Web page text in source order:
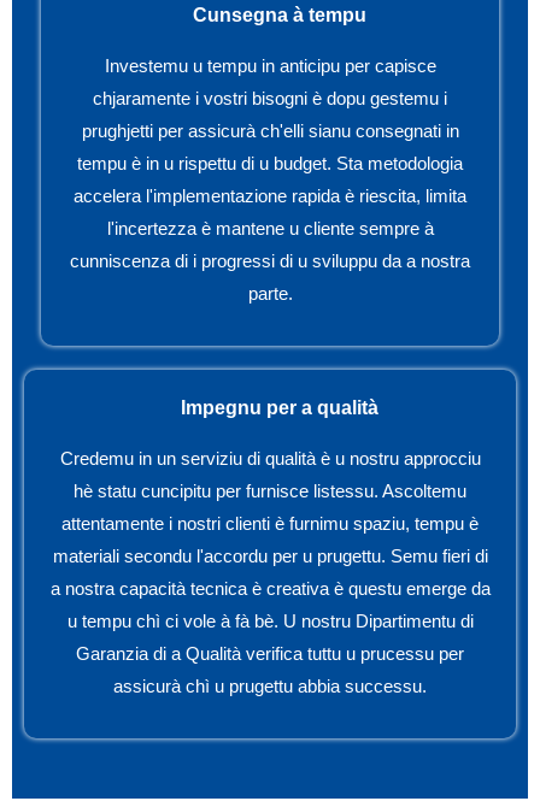
Cunsegna à tempu
Investemu u tempu in anticipu per capisce
chjaramente i vostri bisogni è dopu gestemu i
prughjetti per assicurà ch'elli sianu consegnati in
tempu è in u rispettu di u budget. Sta metodologia
accelera l'implementazione rapida è riescita, limita
l'incertezza è mantene u cliente sempre à
cunniscenza di i progressi di u sviluppu da a nostra
parte.
Impegnu per a qualità
Credemu in un serviziu di qualità è u nostru approcciu
hè statu cuncipitu per furnisce listessu. Ascoltemu
attentamente i nostri clienti è furnimu spaziu, tempu è
materiali secondu l'accordu per u prugettu. Semu fieri di
a nostra capacità tecnica è creativa è questu emerge da
u tempu chì ci vole à fà bè. U nostru Dipartimentu di
Garanzia di a Qualità verifica tuttu u prucessu per
assicurà chì u prugettu abbia successu.